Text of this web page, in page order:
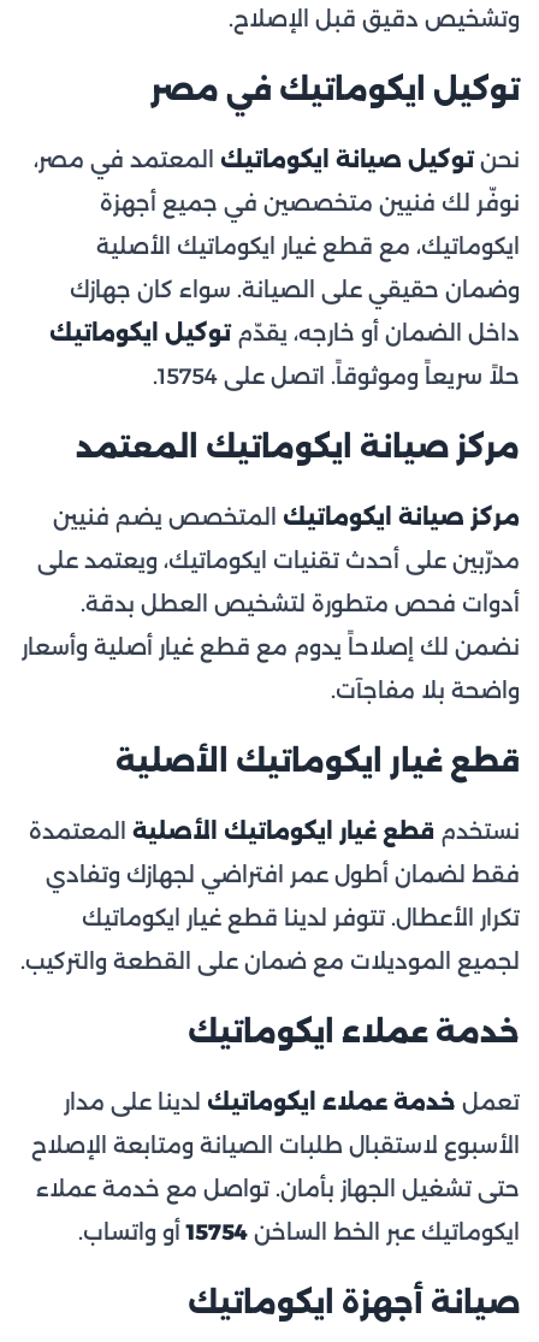
وتشخيص دقيق قبل الإصلاح.
توكيل ايكوماتيك في مصر
نحنتوكيل صيانة ايكوماتيك المعتمد في مصر،
نوفّر لك فنيين متخصصين في جميع أجهزة
ايكوماتيك، مع قطع غيار ايكوماتيك الأصلية
وضمان حقيقي على الصيانة. سواء كان جهازك
داخل الضمان أو خارجه، يقدّمتوكيل ايكوماتيك
حلاً سريعاً وموثوقاً. اتصل على 15754.
مركز صيانة ايكوماتيك المعتمد
مركز صيانة ايكوماتيك المتخصص يضم فنيين
مدرّبين على أحدث تقنيات ايكوماتيك، ويعتمد على
أدوات فحص متطورة لتشخيص العطل بدقة.
نضمن لك إصلاحاً يدوم مع قطع غيار أصلية وأسعار
واضحة بلا مفاجآت.
قطع غيار ايكوماتيك الأصلية
نستخدم قطع غيار ايكوماتيك الأصلية المعتمدة
فقط لضمان أطول عمر افتراضي لجهازك وتفادي
تكرار الأعطال. تتوفر لدينا قطع غيار ايكوماتيك
لجميع الموديلات مع ضمان على القطعة والتركيب.
خدمة عملاء ايكوماتيك
تعمل خدمة عملاء ايكوماتيك لدينا على مدار
الأسبوع لاستقبال طلبات الصيانة ومتابعة الإصلاح
حتى تشغيل الجهاز بأمان. تواصل مع خدمة عملاء
ايكوماتيك عبر الخط الساخن 15754أو واتساب.
صيانة أجهزة ايكوماتيك